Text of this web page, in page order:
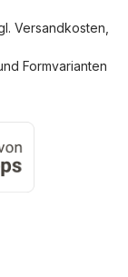
Versandkosten
Formvarianten